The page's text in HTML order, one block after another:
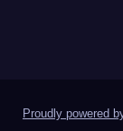
Proudly powered